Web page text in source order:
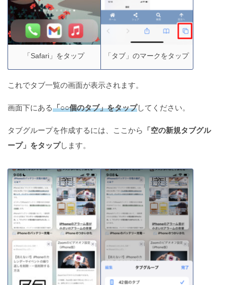
【iPhone】Twitterが英語になる原因と日本語に戻す
方法
「Safari」をタップ 「タブ」のマークをタップ
これでタブ一覧の画面が表示されます。
画面下にある「○○個のタブ」をタップしてください。
タブグループを作成するには、ここから
「空の新規タブグル
ープ」をタップします。